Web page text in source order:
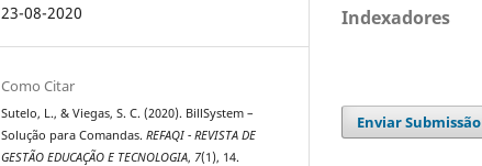
23-08-2020
Como Citar
Sutelo, L., & Viegas, S. C. (2020). BillSystem –
Solução para Comandas.REFAQI - REVISTA DE
GESTÃO EDUCAÇÃO E TECNOLOGIA, 7(1), 14.
Indexadores
Enviar Submissão